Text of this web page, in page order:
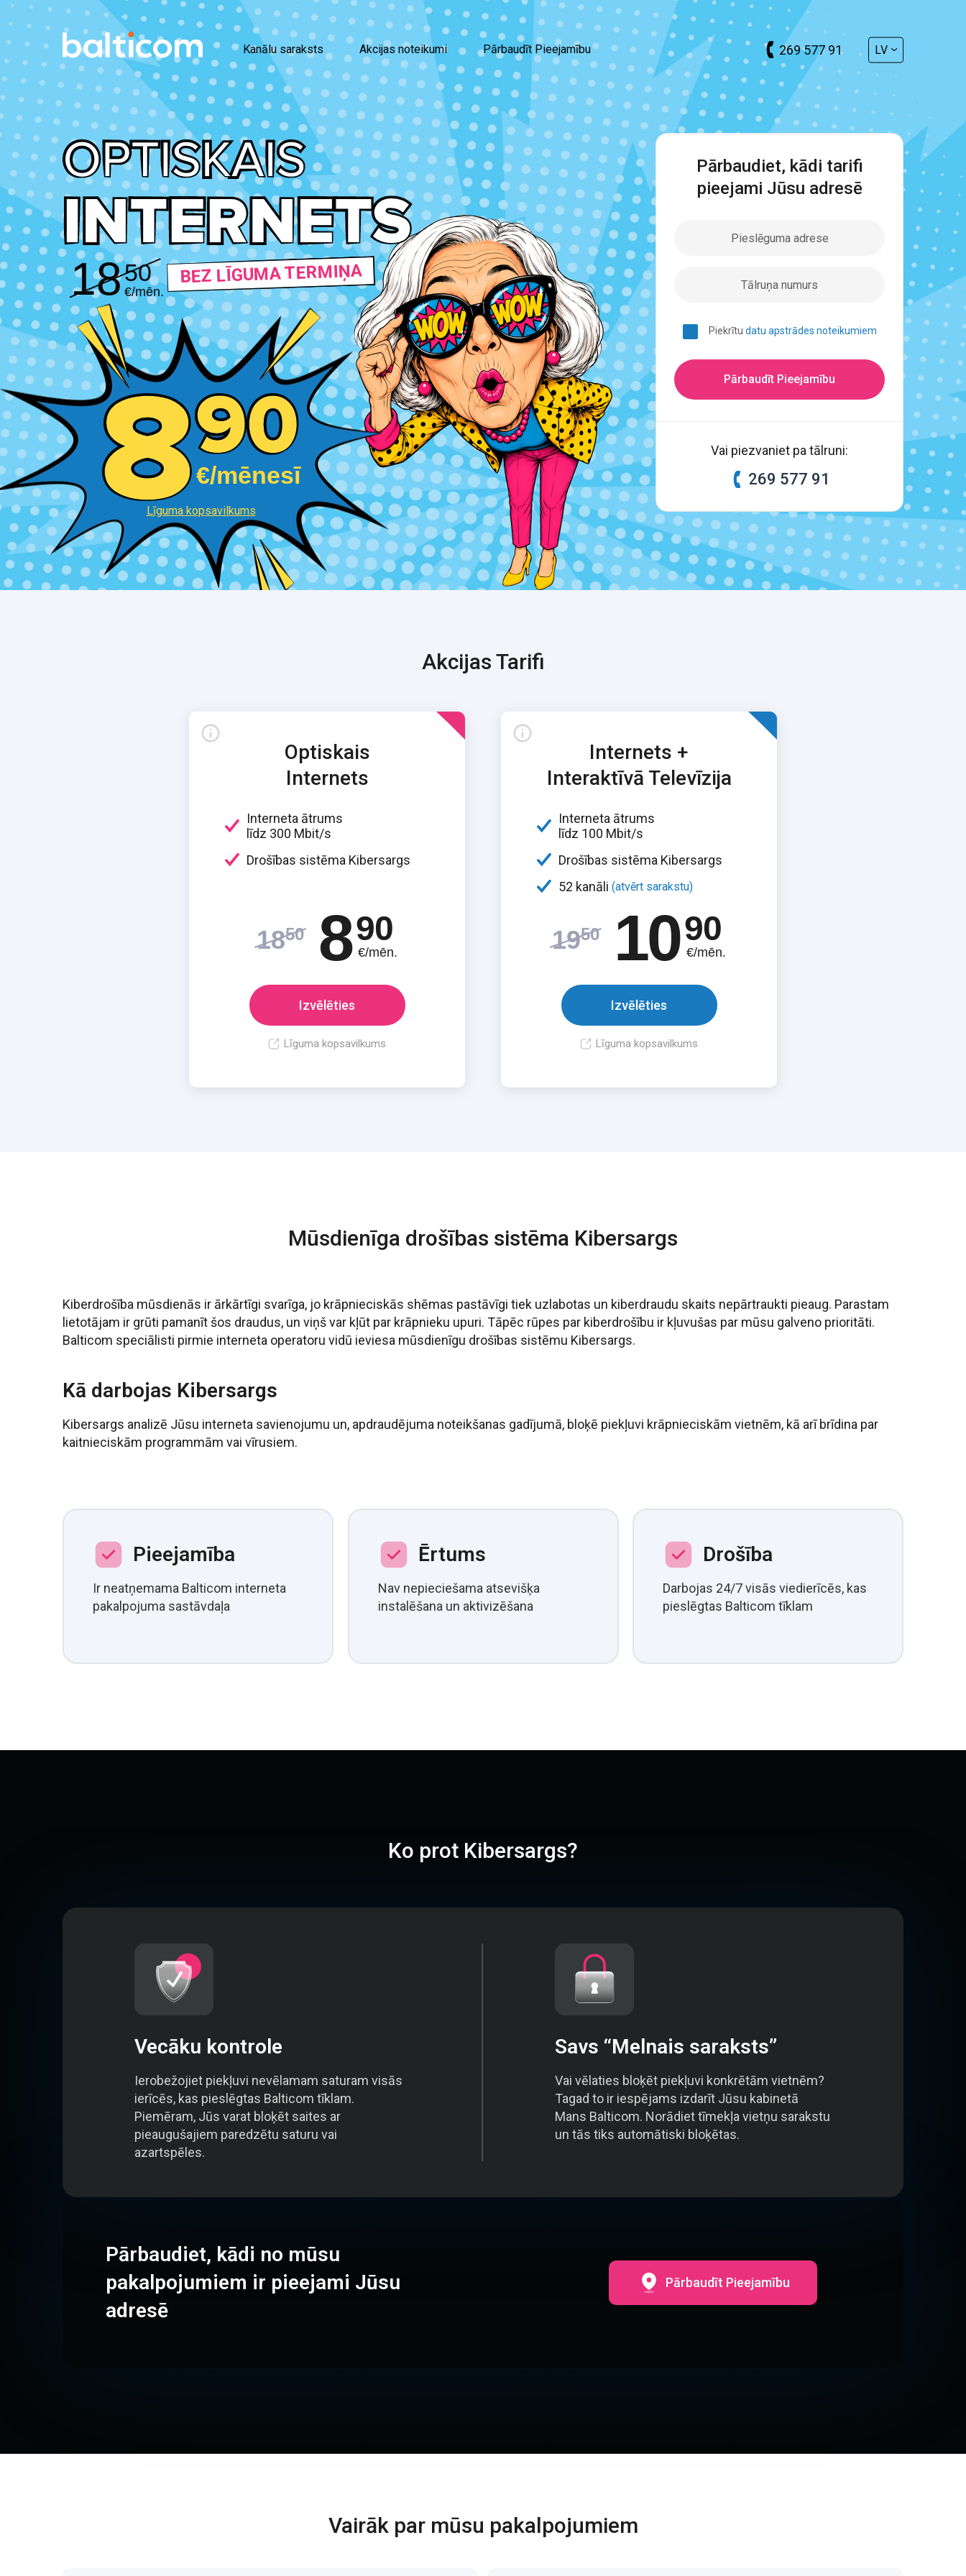
Kanālu saraksts Akcijas noteikumi Pārbaudīt Pieejamību 269 577 91 LV
€/mēnesī
1850
€/mēn.
Līguma kopsavilkums
BEZ LĪGUMA TERMIŅA
Pārbaudiet, kādi tarifi
pieejami Jūsu adresē
Piekrītu datu apstrādes noteikumiem
Pārbaudīt Pieejamību
Vai piezvaniet pa tālruni:
269 577 91
Akcijas Tarifi
Optiskais
Internets
Interneta ātrums
līdz 300 Mbit/s
Drošības sistēma Kibersargs
1850 890
€/mēn.
Izvēlēties
Līguma kopsavilkums
Internets +
Interaktīvā Televīzija
Interneta ātrums
līdz 100 Mbit/s
Drošības sistēma Kibersargs
52 kanāli (atvērt sarakstu)
1950 1090
€/mēn.
Izvēlēties
Līguma kopsavilkums
Mūsdienīga drošības sistēma Kibersargs
Kiberdrošība mūsdienās ir ārkārtīgi svarīga, jo krāpnieciskās shēmas pastāvīgi tiek uzlabotas un kiberdraudu skaits nepārtraukti pieaug. Parastam
lietotājam ir grūti pamanīt šos draudus, un viņš var kļūt par krāpnieku upuri. Tāpēc rūpes par kiberdrošību ir kļuvušas par mūsu galveno prioritāti.
Balticom speciālisti pirmie interneta operatoru vidū ieviesa mūsdienīgu drošības sistēmu Kibersargs.
Kā darbojas Kibersargs
Kibersargs analizē Jūsu interneta savienojumu un, apdraudējuma noteikšanas gadījumā, bloķē piekļuvi krāpnieciskām vietnēm, kā arī brīdina par
kaitnieciskām programmām vai vīrusiem.
Pieejamība
Ir neatņemama Balticom interneta
pakalpojuma sastāvdaļa
Ērtums
Nav nepieciešama atsevišķa
instalēšana un aktivizēšana
Drošība
Darbojas 24/7 visās viedierīcēs, kas
pieslēgtas Balticom tīklam
Ko prot Kibersargs?
Vecāku kontrole
Ierobežojiet piekļuvi nevēlamam saturam visās
ierīcēs, kas pieslēgtas Balticom tīklam.
Piemēram, Jūs varat bloķēt saites ar
pieaugušajiem paredzētu saturu vai
azartspēles.
Savs “Melnais saraksts”
Vai vēlaties bloķēt piekļuvi konkrētām vietnēm?
Tagad to ir iespējams izdarīt Jūsu kabinetā
Mans Balticom. Norādiet tīmekļa vietņu sarakstu
un tās tiks automātiski bloķētas.
Pārbaudiet, kādi no mūsu
pakalpojumiem ir pieejami Jūsu
adresē
Pārbaudīt Pieejamību
Vairāk par mūsu pakalpojumiem